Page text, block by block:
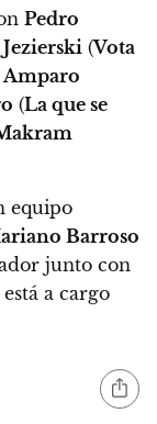
Pedro
(Vota
Amparo
(La que se
equipo
Barroso
junto con
a cargo